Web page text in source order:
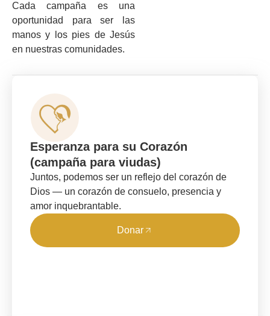
Cada campaña es una
oportunidad para ser las
manos y los pies de Jesús
en nuestras comunidades.
Esperanza para su Corazón
(campaña para viudas)
Juntos, podemos ser un reflejo del corazón de
Dios — un corazón de consuelo, presencia y
amor inquebrantable.
Donar